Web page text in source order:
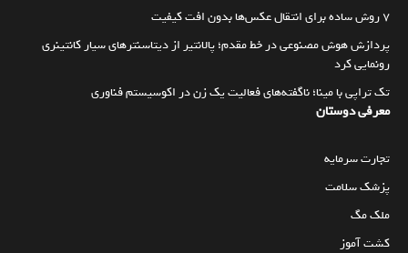
۷ روش ساده برای انتقال عکس‌ها بدون افت کیفیت
پردازش هوش مصنوعی در خط مقدم؛ پالانتیر از دیتاسنترهای سیار کانتینری
رونمایی کرد
تک تراپی با مینا؛ ناگفته‌های فعالیت یک زن در اکوسیستم فناوری
معرفی دوستان
تجارت سرمایه
پزشک سلامت
ملک مگ
کشت آموز